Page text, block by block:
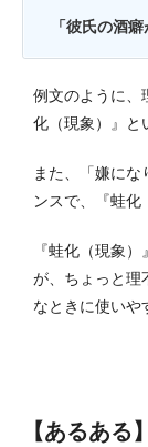
「彼氏の酒
例文のように、
化（現象）』と
また、「嫌に
ンスで、『蛙化
『蛙化（現象
が、ちょっと理
なときに使いや
【あるあ